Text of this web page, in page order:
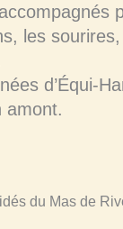
les
d’Équi-
amont.